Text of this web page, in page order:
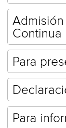
Continua
Para
Para